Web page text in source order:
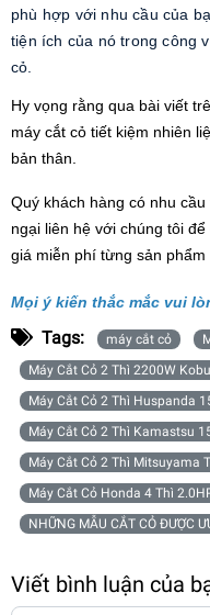
phù hợp với nhu cầu của
tiện ích của nó trong công
cỏ.
Hy vọng rằng qua bài viết
máy cắt cỏ tiết kiệm nhiên
bản thân.
Quý khách hàng có nhu
ngại liên hệ với chúng tôi
giá miễn phí từng sản phẩm
Mọi ý kiến thắc mắc vui
Tags: máy cắt cỏ
Máy Cắt Cỏ 2 Thì 2200W
Máy Cắt Cỏ 2 Thì Huspanda
Máy Cắt Cỏ 2 Thì Kamastsu
Máy Cắt Cỏ 2 Thì Mitsuyama
Máy Cắt Cỏ Honda 4 Thì
NHỮNG MẪU CẮT CỎ ĐƯỢC
Viết bình luận của